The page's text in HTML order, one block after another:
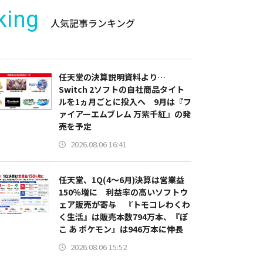
人気記事ランキング
任天堂の決算説明資料より…
Switch 2ソフトの自社商品タイト
ルを1ヵ月ごとに投入へ 9月は『フ
ァイアーエムブレム 万紫千紅』の発
売を予定
2026.08.06 16:41
任天堂、1Q(4～6月)決算は営業益
150％増に 利益率の高いソフトウ
ェア販売が寄与 『トモコレわくわ
く生活』は販売本数794万本、『ぽ
こ あ ポケモン』は946万本に伸長
2026.08.06 15:52